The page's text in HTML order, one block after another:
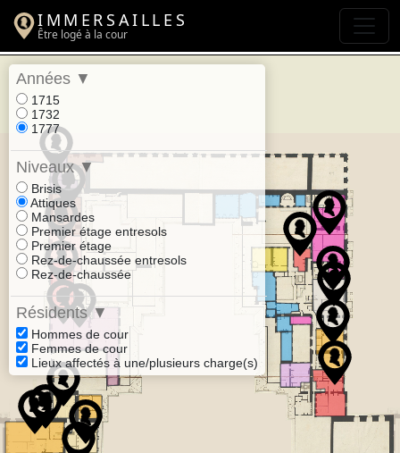
IMMERSAILLES
Être logé à la cour
Années ▼
1715
1732
1777
Niveaux▼
Brisis
Attiques
Mansardes
Premier étage entresols
Premier étage
Rez-de-chaussée entresols
Rez-de-chaussée
Résidents▼
Hommes de cour
Femmes de cour
Lieux affectés à une/plusieurs charge(s)